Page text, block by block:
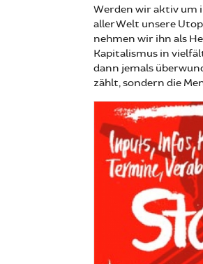
Werden wir aktiv um
aller Welt unsere
nehmen wir ihn als
Kapitalismus in
dann jemals
zählt, sondern die